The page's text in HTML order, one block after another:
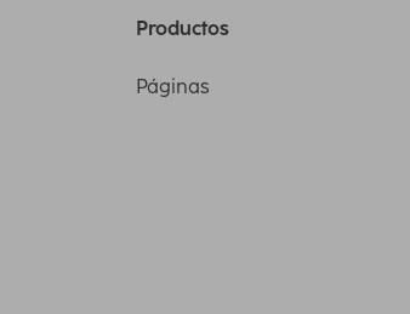
Productos
Páginas